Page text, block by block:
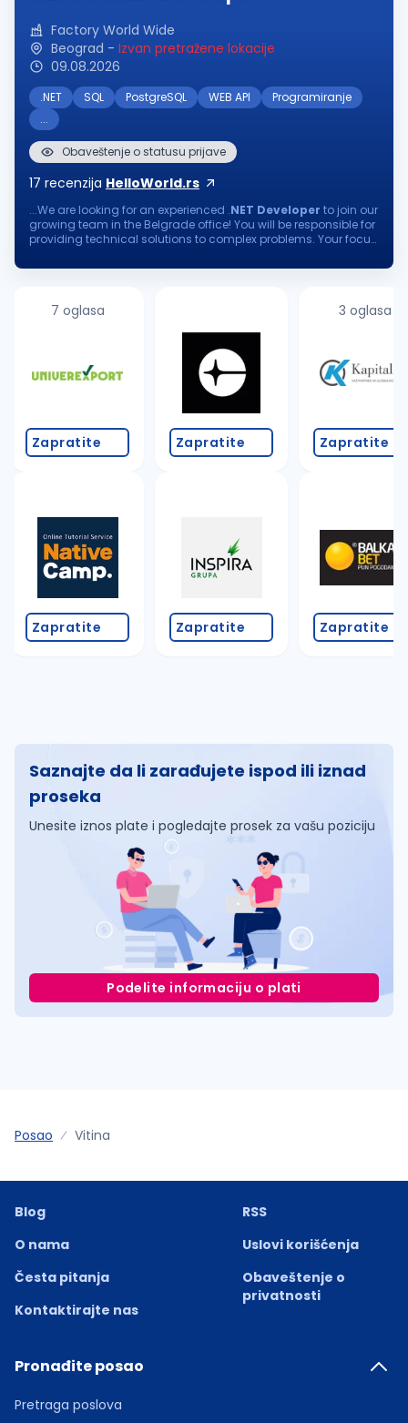
Factory World Wide
Beograd - Izvan pretražene lokacije
09.08.2026
.NET SQL PostgreSQL WEB API
Programiranje
...
Obaveštenje o statusu prijave
17 recenzija HelloWorld.rs
...We are looking for an experienced .NET Developer to join our
growing team in the Belgrade office! You will be responsible for
providing technical solutions to complex problems. Your focus
7 oglasa
Zapratite
Zapratite
Zapratite
Zapratite
3 oglasa
Zapratite
Zapratite
Saznajte da li zarađujete ispod ili iznad
proseka
Unesite iznos plate i pogledajte prosek za vašu poziciju
Podelite informaciju o plati
Posao Vitina
Blog
O nama
Česta pitanja
Kontaktirajte nas
RSS
Uslovi korišćenja
Obaveštenje o
privatnosti
Pronađite posao
Pretraga poslova